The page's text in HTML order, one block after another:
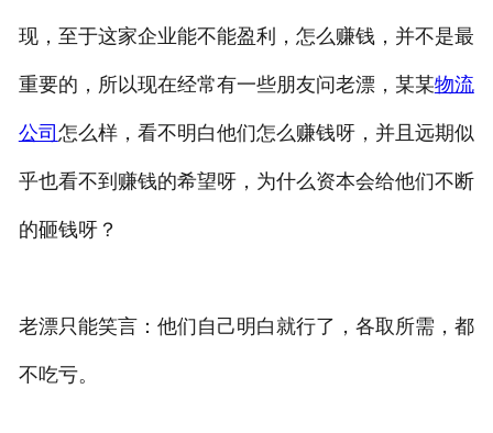
现，至于这家企业能不能盈利，怎么赚钱，并不是最
重要的，所以现在经常有一些朋友问老漂，某某物流
公司 怎么样，看不明白他们怎么赚钱呀，并且远期似
乎也看不到赚钱的希望呀，为什么资本会给他们不断
的砸钱呀？
老漂只能笑言：他们自己明白就行了，各取所需，都
不吃亏。